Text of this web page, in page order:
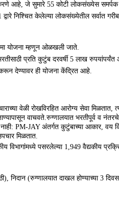
करणे आहे, जे सुमारे 55 कोटी लोकसंख्येस
निश्चित केलेल्या लोकसंख्येतील सर्वात
योजना म्हणून ओळखली जाते.
प्रति कुटुंब दरवर्षी 5 लाख
करून देण्यावर ही योजना केंद्रित आहे.
वेळी रोखविरहित आरोग्य सेवा
वाचवते.रुग्णालयात भरतीपूर्व व
PM-JAY अंतर्गत कुटुंबाच्या आकार, वय
मिळतात.
पसरलेल्या 1,949 वैद्यकीय
निदान (रुग्णालयात दाखल होण्याच्या 3